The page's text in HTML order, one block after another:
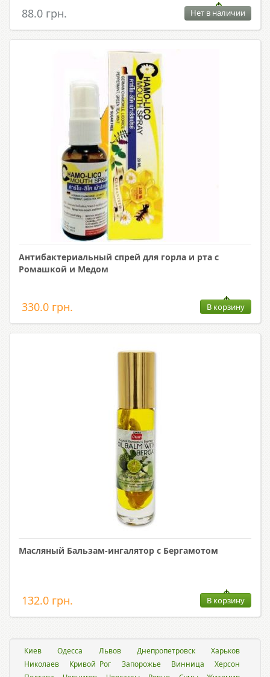
88.0 грн. Нет в наличии
Антибактериальный спрей для горла и рта с
Ромашкой и Медом
330.0 грн. В корзину
Масляный Бальзам-ингалятор с Бергамотом
132.0 грн. В корзину
Киев Одесса Львов Днепропетровск
Харьков
Николаев
Кривой Рог Запорожье Винница
Херсон